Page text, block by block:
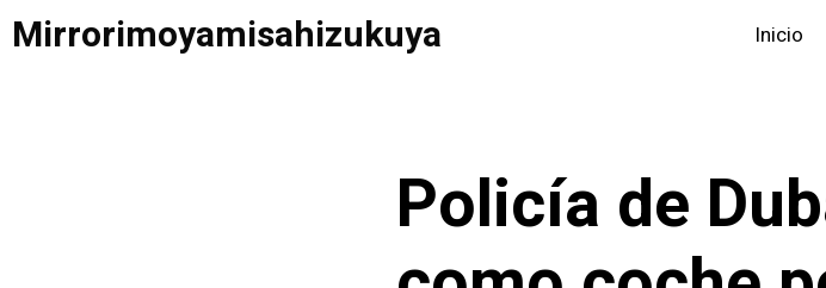
Saltar
alMirrorimoyamisahizukuya Inicio
Policía de